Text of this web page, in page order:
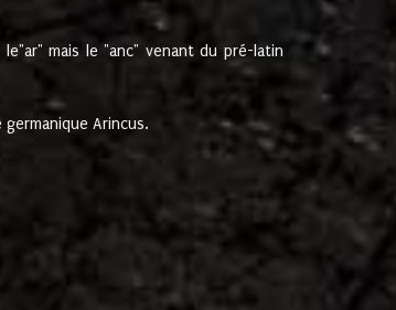
mais le "anc" venant du pré-latin
germanique Arincus.